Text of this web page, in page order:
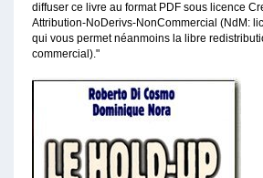
diffuser ce livre au format PDF sous licence
Attribution-NoDerivs-NonCommercial (NdM:
qui vous permet néanmoins la libre
commercial)."